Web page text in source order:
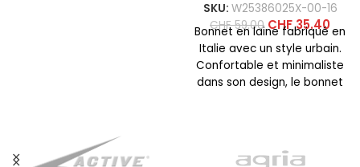
SKU: W25386025X-00-16
CHF59.00 CHF35.40
Bonnet en laine fabriqué en
Italie avec un style urbain.
Confortable et minimaliste
dans son design, le bonnet